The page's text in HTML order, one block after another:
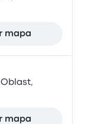
mapa
mapa